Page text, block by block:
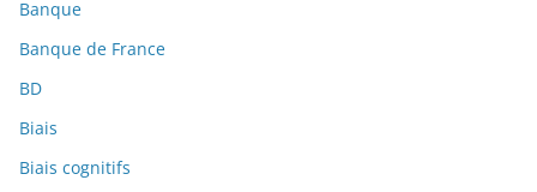
Banque
Banque de France
BD
Biais
Biais cognitifs